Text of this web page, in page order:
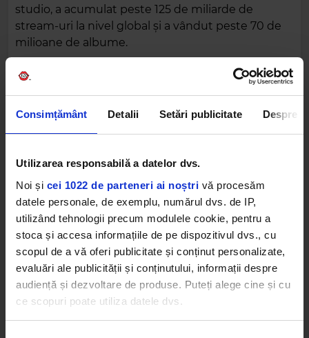
Consimțământ Detalii Setări publicitate Despre
Utilizarea responsabilă a datelor dvs.
Noi și cei 1022 de parteneri ai noștri vă procesăm
datele personale, de exemplu, numărul dvs. de IP,
utilizând tehnologii precum modulele cookie, pentru a
stoca și accesa informațiile de pe dispozitivul dvs., cu
scopul de a vă oferi publicitate și conținut personalizate,
evaluări ale publicității și conținutului, informații despre
audiență și dezvoltare de produse. Puteți alege cine și cu
ce scopuri poate utiliza datele dvs.
studio, a acumulat peste 125 de miliarde de
stream-uri la nivel global și a vândut peste 70 de
milioane de albume.
Printre realizările sale se numără șase single-uri
certificate Diamond – „Firework”, „Dark Horse”,
– precum și albumul „Teenage Dream”, certificat la
rândul său Diamond. Katy Perry este, de
asemenea, prima artistă care a avut două
videoclipuri muzicale ce au depășit pragul de
patru miliarde de vizualizări pe YouTube.
Cu peste 60 de miliarde de stream-uri pe Spotify
și peste 88 de milioane de ascultători lunari, Katy
Perry își consolidează statutul de superstar global,
iar „Watch It Burn” promite să fie unul dintre cele
mai importante momente ale noului capitol din
cariera sa.